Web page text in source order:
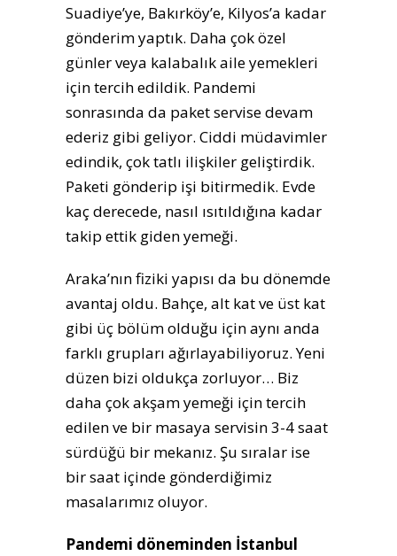
Suadiye’ye, Bakırköy’e, Kilyos’a kadar
gönderim yaptık. Daha çok özel
günler veya kalabalık aile yemekleri
için tercih edildik. Pandemi
sonrasında da paket servise devam
ederiz gibi geliyor. Ciddi müdavimler
edindik, çok tatlı ilişkiler geliştirdik.
Paketi gönderip işi bitirmedik. Evde
kaç derecede, nasıl ısıtıldığına kadar
takip ettik giden yemeği.
Araka’nın fiziki yapısı da bu dönemde
avantaj oldu. Bahçe, alt kat ve üst kat
gibi üç bölüm olduğu için aynı anda
farklı grupları ağırlayabiliyoruz. Yeni
düzen bizi oldukça zorluyor… Biz
daha çok akşam yemeği için tercih
edilen ve bir masaya servisin 3-4 saat
sürdüğü bir mekanız. Şu sıralar ise
bir saat içinde gönderdiğimiz
masalarımız oluyor.
Pandemi döneminden İstanbul